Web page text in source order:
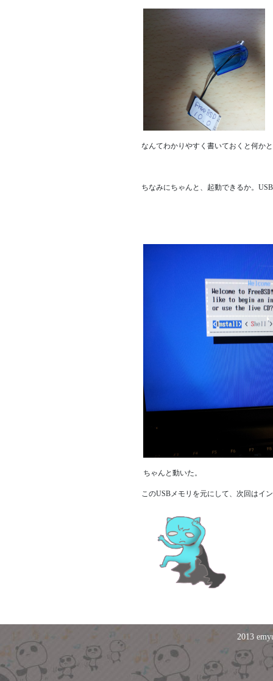
なんてわかりやすく書いておくと何か
ちなみにちゃんと、起動できるか。
ちゃんと動いた。
このUSBメモリを元にして、次回はイ
2013